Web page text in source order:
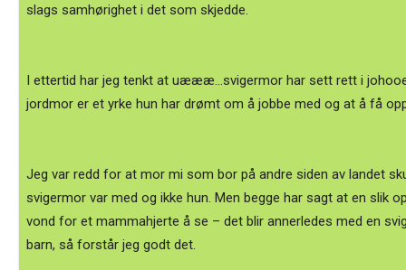
slags samhørighet i det som skjedde.
I ettertid har jeg tenkt at uæææ...svigermor har sett rett i
jordmor er et yrke hun har drømt om å jobbe med og at å få
Jeg var redd for at mor mi som bor på andre siden av landet
svigermor var med og ikke hun. Men begge har sagt at en slik
vond for et mammahjerte å se – det blir annerledes med en
barn, så forstår jeg godt det.